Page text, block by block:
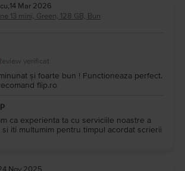
,14 Mar 2026
13 mini, Green, 128 GB, Bun
verificat
și foarte bun ! Functioneaza perfect.
flip.ro
ca experienta ta cu serviciile noastre a
iti multumim pentru timpul acordat scrierii